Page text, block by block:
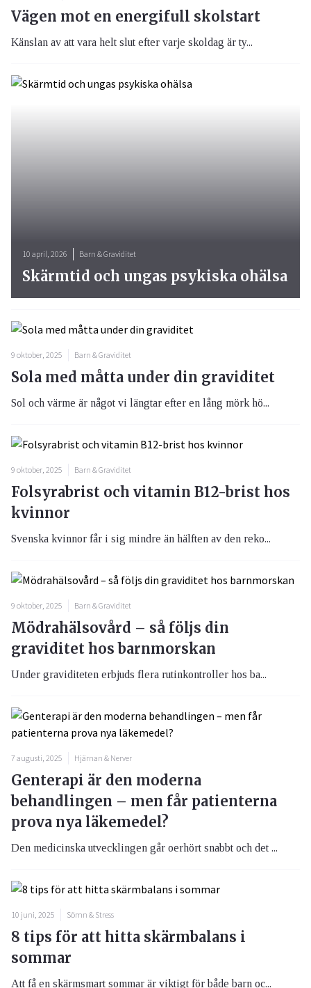
Vägen mot en energifull skolstart
Känslan av att vara helt slut efter varje skoldag är ty...
10 april, 2026 Barn & Graviditet
Skärmtid och ungas psykiska ohälsa
9 oktober, 2025 Barn & Graviditet
Sola med måtta under din graviditet
Sol och värme är något vi längtar efter en lång mörk hö...
9 oktober, 2025 Barn & Graviditet
Folsyrabrist och vitamin B12-brist hos
kvinnor
Svenska kvinnor får i sig mindre än hälften av den reko...
9 oktober, 2025 Barn & Graviditet
Mödrahälsovård – så följs din
graviditet hos barnmorskan
Under graviditeten erbjuds flera rutinkontroller hos ba...
7 augusti, 2025 Hjärnan & Nerver
Genterapi är den moderna
behandlingen – men får patienterna
prova nya läkemedel?
Den medicinska utvecklingen går oerhört snabbt och det ...
10 juni, 2025 Sömn & Stress
8 tips för att hitta skärmbalans i
sommar
Att få en skärmsmart sommar är viktigt för både barn oc...